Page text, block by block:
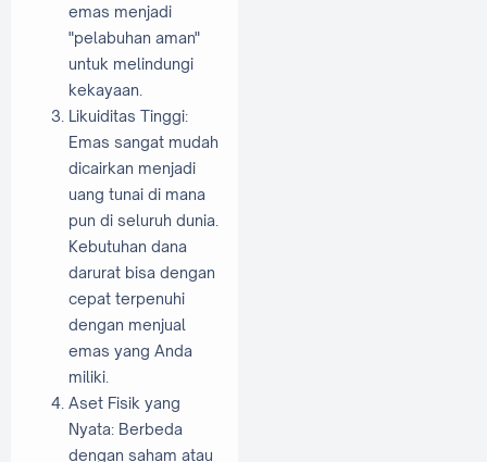
emas menjadi
"pelabuhan aman"
untuk melindungi
kekayaan.
Likuiditas Tinggi:
Emas sangat mudah
dicairkan menjadi
uang tunai di mana
pun di seluruh dunia.
Kebutuhan dana
darurat bisa dengan
cepat terpenuhi
dengan menjual
emas yang Anda
miliki.
Aset Fisik yang
Nyata: Berbeda
dengan saham atau